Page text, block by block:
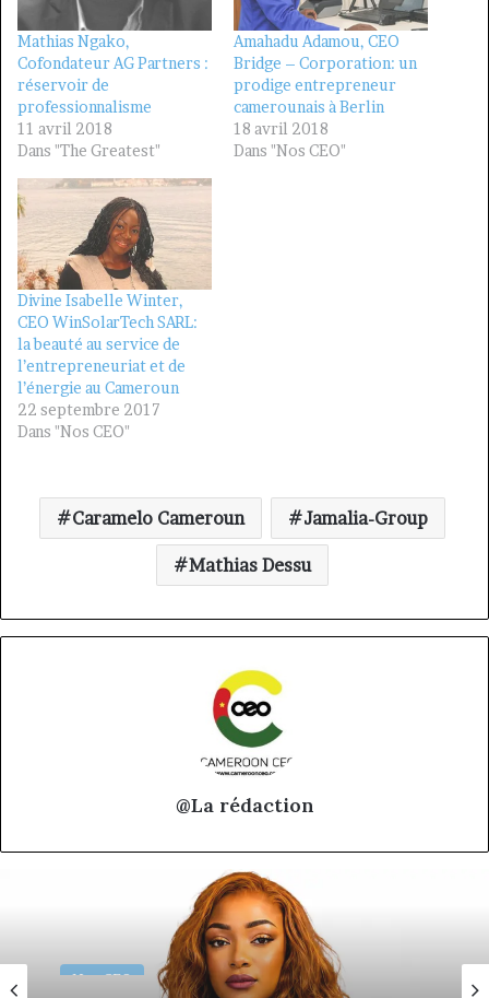
Mathias Ngako,
Cofondateur AG Partners :
réservoir de
professionnalisme
11 avril 2018
Dans "The Greatest"
Amahadu Adamou, CEO
Bridge – Corporation: un
prodige entrepreneur
camerounais à Berlin
18 avril 2018
Dans "Nos CEO"
Divine Isabelle Winter,
CEO WinSolarTech SARL:
la beauté au service de
l’entrepreneuriat et de
l’énergie au Cameroun
22 septembre 2017
Dans "Nos CEO"
Caramelo Cameroun Jamalia-Group
Mathias Dessu
@La rédaction
Nos CEO